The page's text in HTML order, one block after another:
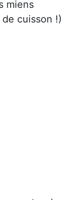
miens
cuisson !)